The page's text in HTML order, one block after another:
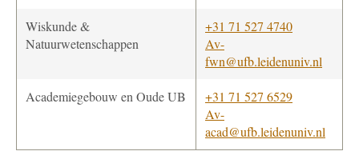
Wiskunde &
Natuurwetenschappen
+31 71 527 4740
Av-
fwn@ufb.leidenuniv.nl
Academiegebouw en Oude UB
+31 71 527 6529
Av-
acad@ufb.leidenuniv.nl